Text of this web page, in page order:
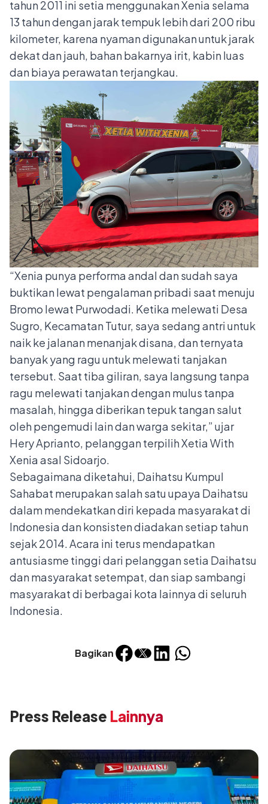
Bagikan
tahun 2011 ini setia menggunakan Xenia selama
13 tahun dengan jarak tempuk lebih dari 200 ribu
kilometer, karena nyaman digunakan untuk jarak
dekat dan jauh, bahan bakarnya irit, kabin luas
dan biaya perawatan terjangkau.
“Xenia punya performa andal dan sudah saya
buktikan lewat pengalaman pribadi saat menuju
Bromo lewat Purwodadi. Ketika melewati Desa
Sugro, Kecamatan Tutur, saya sedang antri untuk
naik ke jalanan menanjak disana, dan ternyata
banyak yang ragu untuk melewati tanjakan
tersebut. Saat tiba giliran, saya langsung tanpa
ragu melewati tanjakan dengan mulus tanpa
masalah, hingga diberikan tepuk tangan salut
oleh pengemudi lain dan warga sekitar,” ujar
Hery Aprianto, pelanggan terpilih Xetia With
Xenia asal Sidoarjo.
Sebagaimana diketahui, Daihatsu Kumpul
Sahabat merupakan salah satu upaya Daihatsu
dalam mendekatkan diri kepada masyarakat di
Indonesia dan konsisten diadakan setiap tahun
sejak 2014. Acara ini terus mendapatkan
antusiasme tinggi dari pelanggan setia Daihatsu
dan masyarakat setempat, dan siap sambangi
masyarakat di berbagai kota lainnya di seluruh
Indonesia.
Press Release Lainnya